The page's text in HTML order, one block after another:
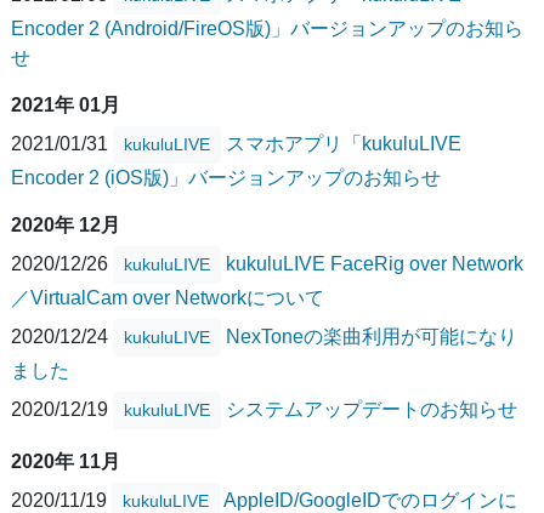
Encoder 2 (Android/FireOS版)」バージョンアップのお知ら
せ
2021年 01月
2021/01/31
kukuluLIVE
スマホアプリ「kukuluLIVE
Encoder 2 (iOS版)」バージョンアップのお知らせ
2020年 12月
2020/12/26
kukuluLIVE
kukuluLIVE FaceRig over Network
／VirtualCam over Networkについて
2020/12/24
kukuluLIVE
NexToneの楽曲利用が可能になり
ました
2020/12/19
kukuluLIVE システムアップデートのお知らせ
2020年 11月
2020/11/19
kukuluLIVE
AppleID/GoogleIDでのログインに